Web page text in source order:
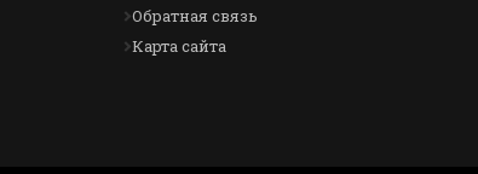
Обратная связь
Карта сайта